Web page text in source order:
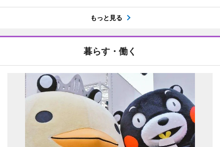
もっと見る
暮らす・働く